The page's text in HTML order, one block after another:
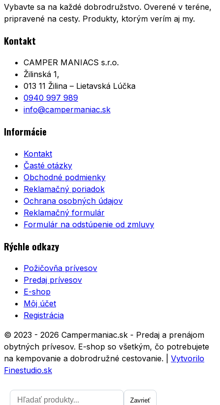
Vybavte sa na každé dobrodružstvo. Overené v teréne,
pripravené na cesty. Produkty, ktorým verím aj my.
Kontakt
CAMPER MANIACS s.r.o.
Žilinská 1,
013 11 Žilina – Lietavská Lúčka
0940 997 989
info@campermaniac.sk
Informácie
Kontakt
Časté otázky
Obchodné podmienky
Reklamačný poriadok
Ochrana osobných údajov
Reklamačný formulár
Formulár na odstúpenie od zmluvy
Rýchle odkazy
Požičovňa prívesov
Predaj prívesov
E-shop
Môj účet
Registrácia
© 2023 - 2026 Campermaniac.sk - Predaj a prenájom
obytných prívesov. E-shop so všetkým, čo potrebujete
na kempovanie a dobrodružné cestovanie.
Vytvorilo
Finestudio.sk
Zavrieť
Zavrieť